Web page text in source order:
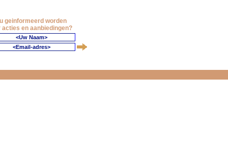
geinformeerd worden
acties en aanbiedingen?